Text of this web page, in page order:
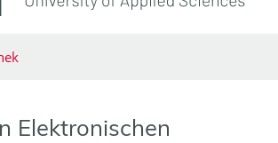
Elektronischen